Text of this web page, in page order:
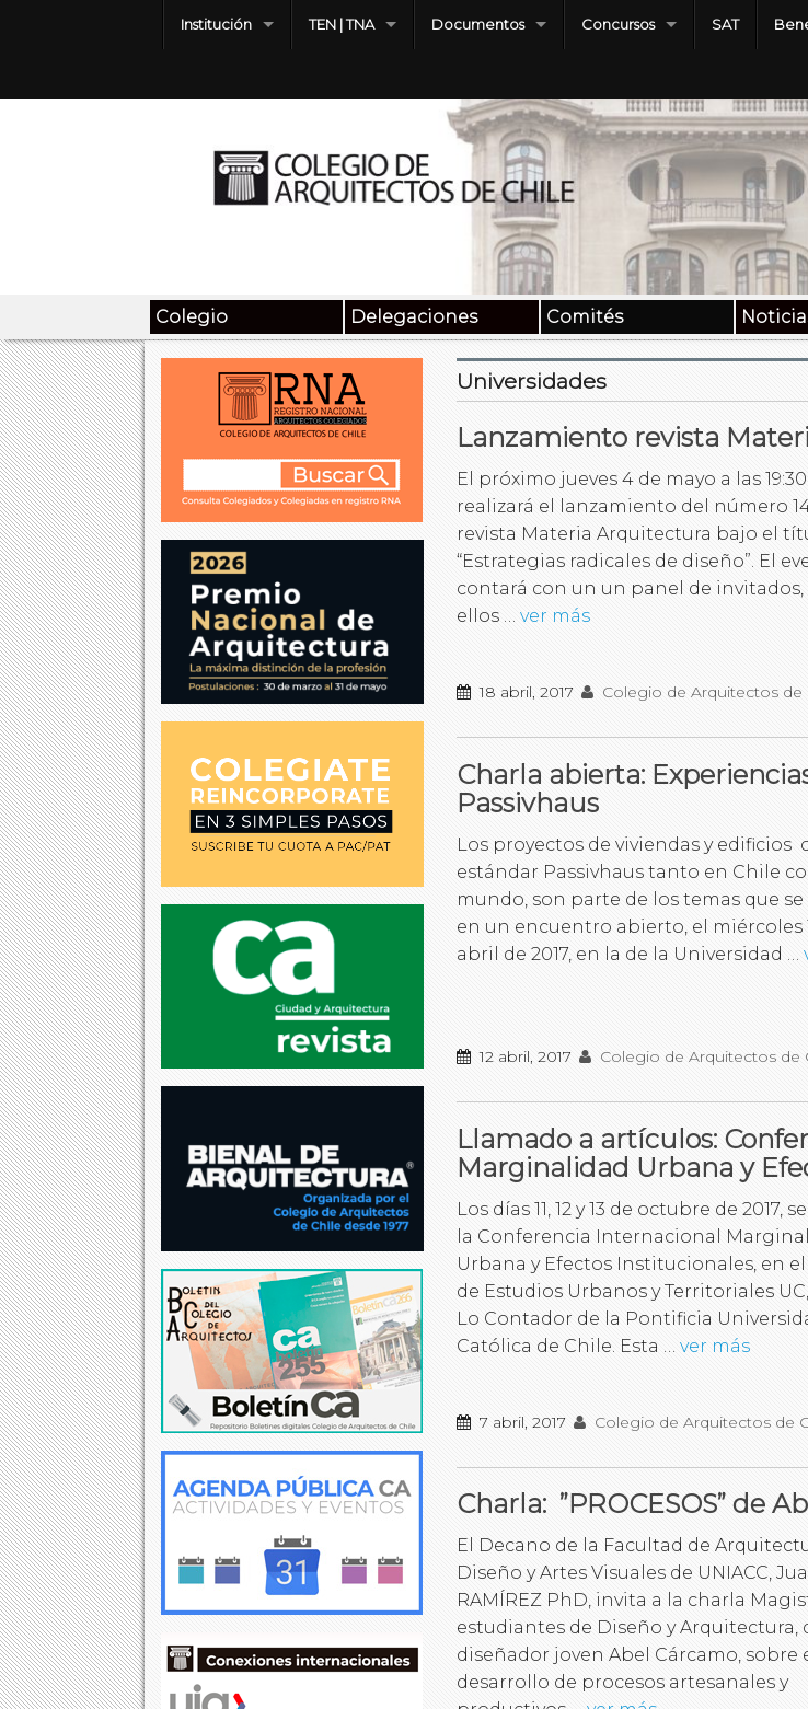
Institución TEN | TNA Documentos Concursos SAT
Colegio Delegaciones Comités
Universidades
Lanzamiento revista
El próximo jueves 4 de mayo a las
realizará el lanzamiento del número
revista Materia Arquitectura bajo el
“Estrategias radicales de diseño”. El
contará con un un panel de
ellos … ver más
18 abril, 2017 Colegio de Arquitectos de
Charla abierta:
Passivhaus
Los proyectos de viviendas y edificios
estándar Passivhaus tanto en Chile
mundo, son parte de los temas que
en un encuentro abierto, el miércoles
abril de 2017, en la de la Universidad …
12 abril, 2017 Colegio de Arquitectos de
Llamado a artículos:
Marginalidad Urbana y
Los días 11, 12 y 13 de octubre de 2017,
la Conferencia Internacional
Urbana y Efectos Institucionales, en
de Estudios Urbanos y Territoriales
Lo Contador de la Pontificia
Católica de Chile. Esta … ver más
7 abril, 2017 Colegio de Arquitectos de
Charla: ”PROCESOS” de
El Decano de la Facultad de
Diseño y Artes Visuales de UNIACC,
RAMÍREZ PhD, invita a la charla
estudiantes de Diseño y Arquitectura,
diseñador joven Abel Cárcamo, sobre
desarrollo de procesos artesanales y